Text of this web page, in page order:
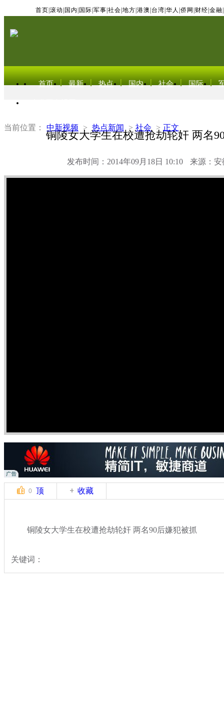
首页 滚动 国内 国际 军事 社会 地方 港澳 台湾 华人 侨网 财经 金融
首页 最新 热点 国内 社会 国际
当前位置： 中新视频 > 热点新闻 > 社会 > 正文
铜陵女大学生在校遭抢劫轮奸 两名
发布时间：2014年09月18日 10:10 来源：安
0 顶 收藏
铜陵女大学生在校遭抢劫轮奸 两名90后嫌犯被抓
关键词：